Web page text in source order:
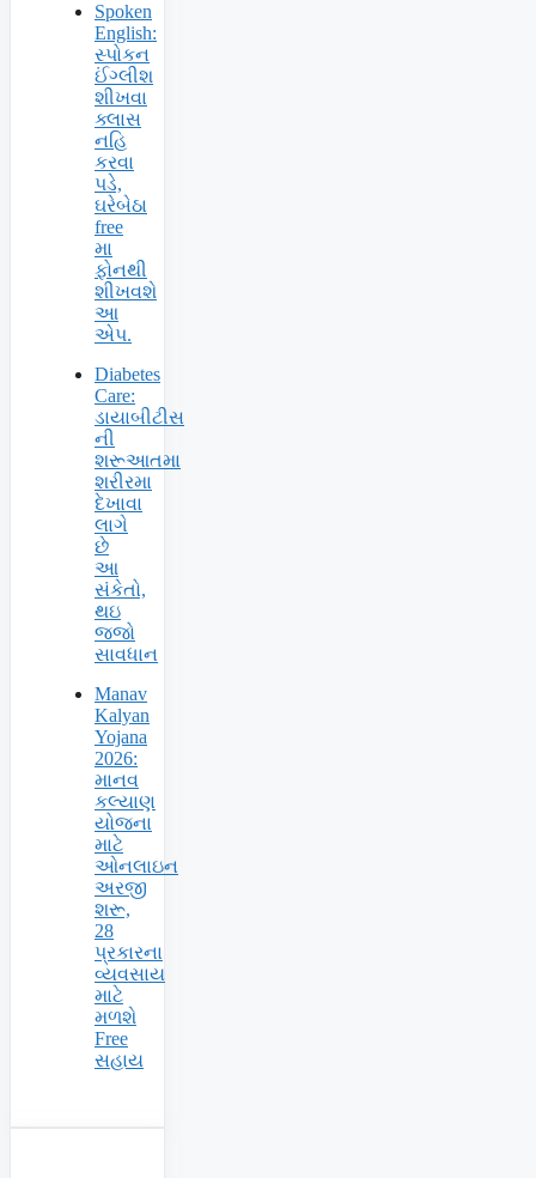
Spoken
English:
સ્પોકન
ઈંગ્લીશ
શીખવા
ક્લાસ
નહિ
કરવા
પડે,
ઘરેબેઠા
free
મા
ફોનથી
શીખવશે
આ
એપ.
Diabetes
Care:
ડાયાબીટીસ
ની
શરૂઆતમા
શરીરમા
દેખાવા
લાગે
છે
આ
સંકેતો,
થઇ
જજો
સાવધાન
Manav
Kalyan
Yojana
2026:
માનવ
કલ્યાણ
યોજના
માટે
ઓનલાઇન
અરજી
શરૂ,
28
પ્રકારના
વ્યવસાય
માટે
મળશે
Free
સહાય